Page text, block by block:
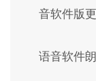
音软件版更
语音软件